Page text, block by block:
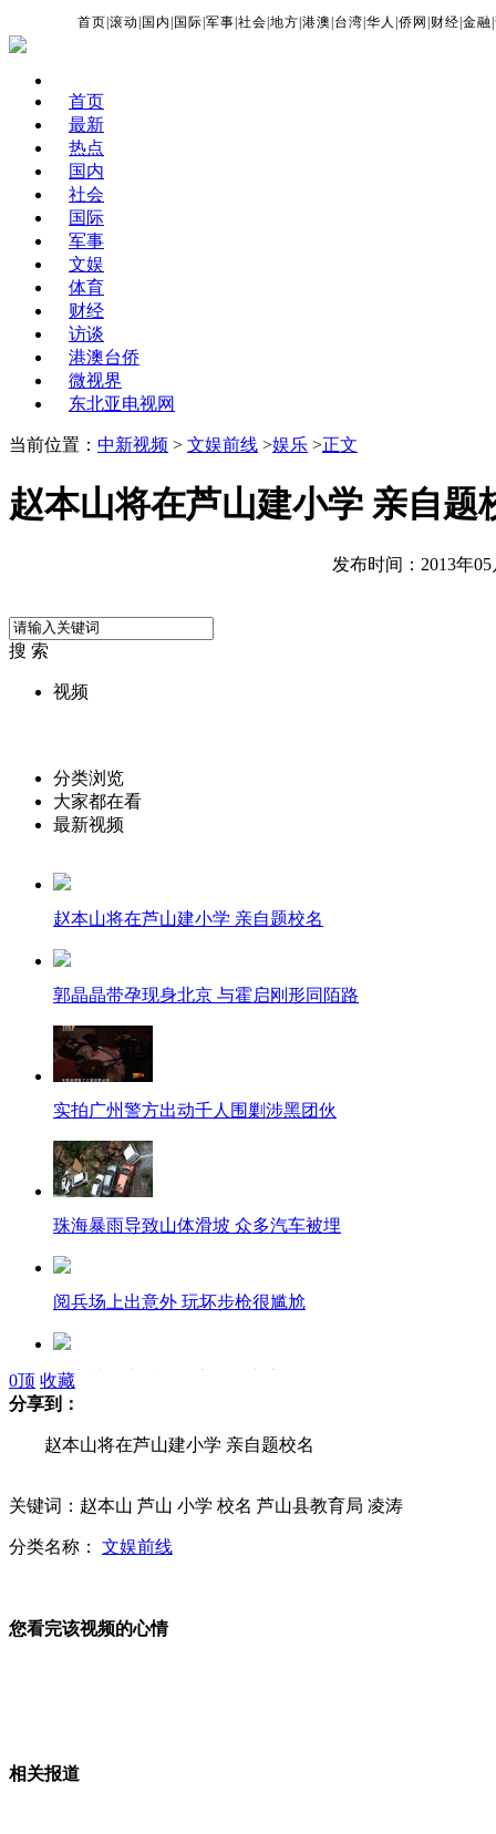
首页 |滚动 国内 国际 |军事 |社会 |地方 |港澳 台湾 |华人 |侨网 财经 |金融 |
首页
最新
热点
国内
社会
国际
军事
文娱
体育
财经
访谈
港澳台侨
微视界
东北亚电视网
当前位置： 中新视频 > 文娱前线 >娱乐 >正文
赵本山将在芦山建小学 亲自题
发布时间：2013年05
搜 索
视频
分类浏览
大家都在看
最新视频
赵本山将在芦山建小学 亲自题校名
郭晶晶带孕现身北京 与霍启刚形同陌路
实拍广州警方出动千人围剿涉黑团伙
珠海暴雨导致山体滑坡 众多汽车被埋
阅兵场上出意外 玩坏步枪很尴尬
国安被爆赛后怒砸客场更衣室
北京出租车调价听证会今日举行
山西运城恶犬咬伤多人 警民合力深夜将其击毙
0顶 收藏
分享到：
赵本山将在芦山建小学 亲自题校名
关键词：赵本山 芦山 小学 校名 芦山县教育局 凌涛
分类名称： 文娱前线
您看完该视频的心情
相关报道